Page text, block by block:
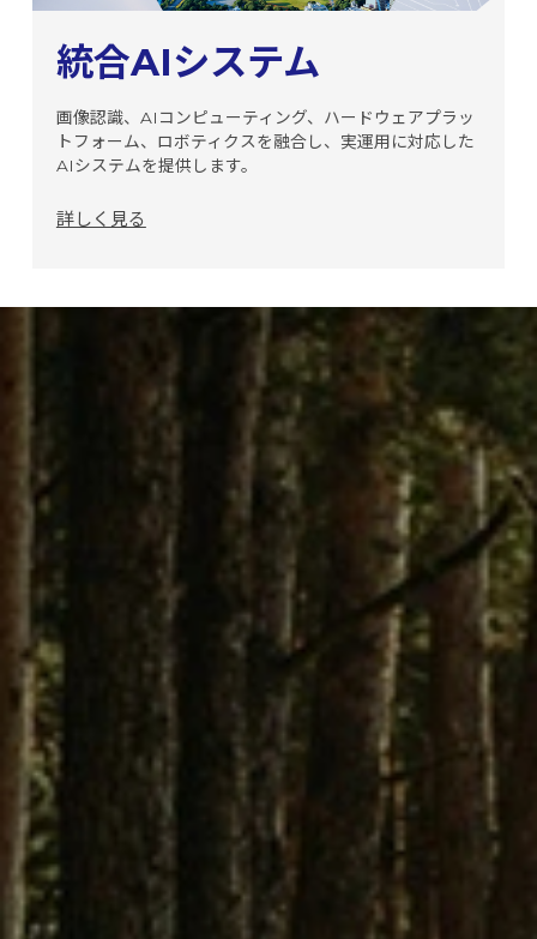
統合AIシステム
画像認識、AIコンピューティング、ハードウェアプラッ
トフォーム、ロボティクスを融合し、実運用に対応した
AIシステムを提供します。
詳しく見る